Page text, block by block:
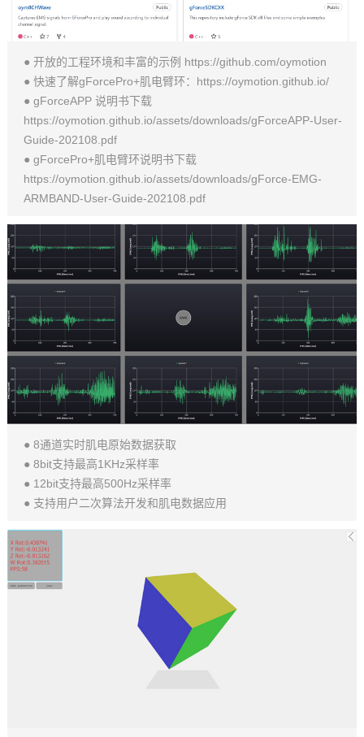
● 开放的工程环境和丰富的示例 https://github.com/oymotion
● 快速了解gForcePro+肌电臂环：https://oymotion.github.io/
● gForceAPP 说明书下载
https://oymotion.github.io/assets/downloads/gForceAPP-User-
Guide-202108.pdf
● gForcePro+肌电臂环说明书下载
https://oymotion.github.io/assets/downloads/gForce-EMG-
ARMBAND-User-Guide-202108.pdf
● 8通道实时肌电原始数据获取
● 8bit支持最高1KHz采样率
● 12bit支持最高500Hz采样率
● 支持用户二次算法开发和肌电数据应用